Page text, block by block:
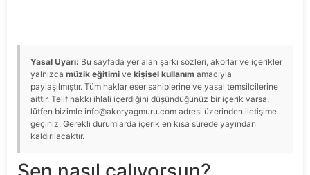
Yasal Uyarı: Bu sayfada yer alan şarkı sözleri, akorlar ve içerikler
yalnızca müzik eğitimi ve kişisel kullanım amacıyla
paylaşılmıştır. Tüm haklar eser sahiplerine ve yasal temsilcilerine
aittir. Telif hakkı ihlali içerdiğini düşündüğünüz bir içerik varsa,
lütfen bizimle info@akoryagmuru.com adresi üzerinden iletişime
geçiniz. Gerekli durumlarda içerik en kısa sürede yayından
kaldırılacaktır.